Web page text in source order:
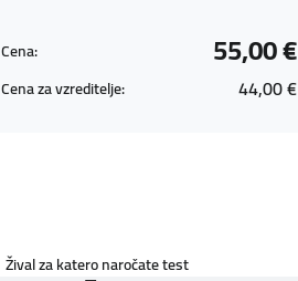
Cena: 55,00 €
Cena za vzreditelje: 44,00 €
Žival za katero naročate test